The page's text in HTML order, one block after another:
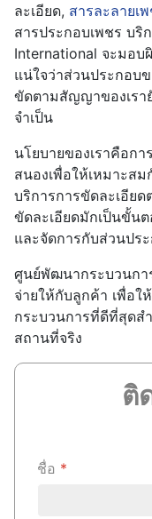
ละเอียด, สารละลายเ
สารประกอบเพชร บ
International จะมอ
แน่ใจว่าส่วนประกอบ
ขัดตามสัญญาของเรา
จำเป็น
นโยบายของเราคือก
สนองเพื่อให้เหมาะส
บริการการขัดละเอีย
ขัดละเอียดมักเป็นขั้น
และจัดการกับส่วนปร
ศูนย์พัฒนากระบวนกา
จ่ายให้กับลูกค้า เพื่อ
กระบวนการที่ดีที่สุดส
สถานที่จริง
ติ
ชื่อ *